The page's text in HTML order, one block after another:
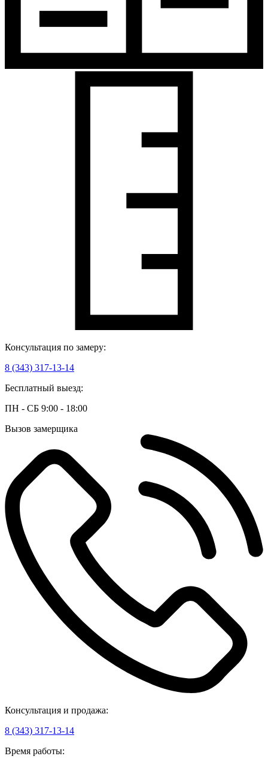
Консультация по замеру:
8 (343) 317-13-14
Бесплатный выезд:
ПН - СБ 9:00 - 18:00
Вызов замерщика
Консультация и продажа:
8 (343) 317-13-14
Время работы: